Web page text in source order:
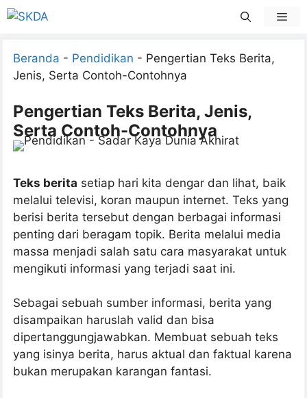
Skip
Beranda - Pendidikan - Pengertian Teks Berita,
Jenis, Serta Contoh-Contohnya
Pengertian Teks Berita, Jenis,
Serta Contoh-Contohnya
Teks berita setiap hari kita dengar dan lihat, baik
melalui televisi, koran maupun internet. Teks yang
berisi berita tersebut dengan berbagai informasi
penting dari beragam topik. Berita melalui media
massa menjadi salah satu cara masyarakat untuk
mengikuti informasi yang terjadi saat ini.
Sebagai sebuah sumber informasi, berita yang
disampaikan haruslah valid dan bisa
dipertanggungjawabkan. Membuat sebuah teks
yang isinya berita, harus aktual dan faktual karena
bukan merupakan karangan fantasi.